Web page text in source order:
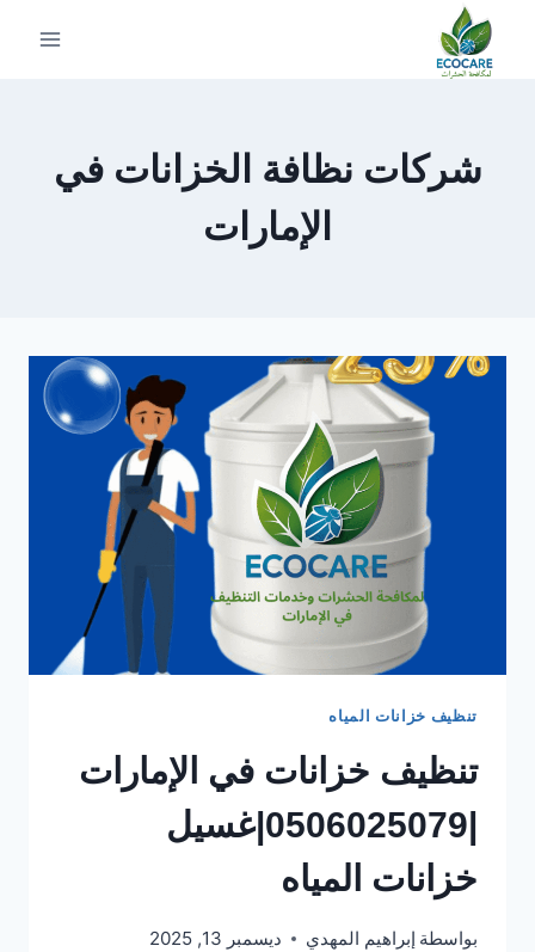
التجاوز
شركات نظافة الخزانات في
الإمارات
تنظيف خزانات المياه
تنظيف خزانات في الإمارات
|0506025079|غسيل
خزانات المياه
بواسطة إبراهيم المهدي ديسمبر 13, 2025